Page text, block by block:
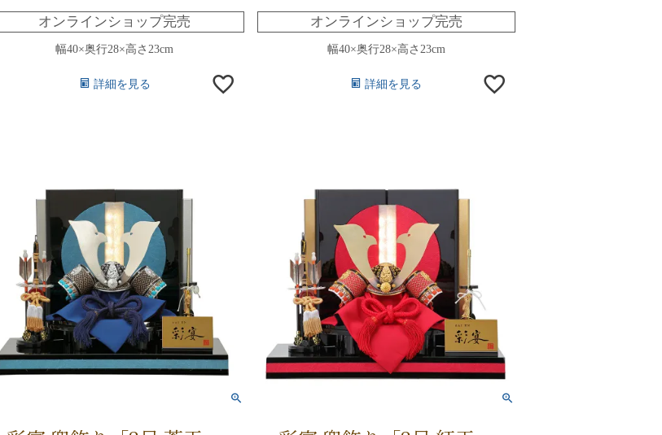
オンラインショップ完売
幅40×奥行28×高さ23cm
詳細を見る
オンラインショップ完売
幅40×奥行28×高さ23cm
詳細を見る